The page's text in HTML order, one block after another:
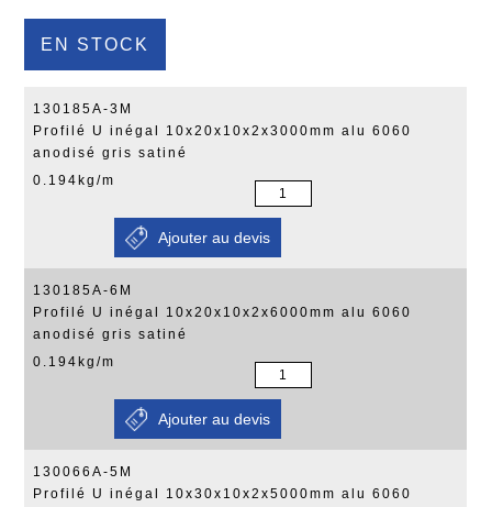
EN STOCK
130185A-3M
Profilé U inégal 10x20x10x2x3000mm alu 6060
anodisé gris satiné
0.194kg/m
130185A-6M
Profilé U inégal 10x20x10x2x6000mm alu 6060
anodisé gris satiné
0.194kg/m
130066A-5M
Profilé U inégal 10x30x10x2x5000mm alu 6060